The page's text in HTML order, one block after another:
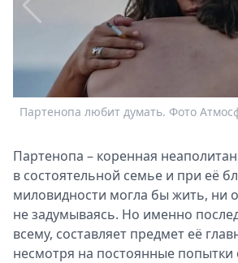
Стримы
Спецпроекты
Звезды
Выборы
2026
Скачай
Партенопа любит думать. Фото
Партенопа – коренная
в состоятельной семье и при её
миловидности могла бы жить, ни
не задумываясь. Но именно
всему, составляет предмет её
несмотря на постоянные